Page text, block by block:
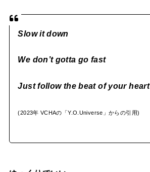
Slow it down
We don’t gotta go fast
Just follow the beat of your heart
(2023年 VCHAの「Y.O.Universe」からの引用)